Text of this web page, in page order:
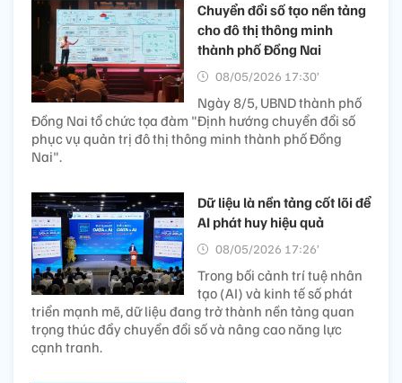
Chuyển đổi số tạo nền tảng
cho đô thị thông minh
thành phố Đồng Nai
08/05/2026 17:30’
Ngày 8/5, UBND thành phố
Đồng Nai tổ chức tọa đàm "Định hướng chuyển đổi số
phục vụ quản trị đô thị thông minh thành phố Đồng
Nai".
Dữ liệu là nền tảng cốt lõi để
AI phát huy hiệu quả
08/05/2026 17:26’
Trong bối cảnh trí tuệ nhân
tạo (AI) và kinh tế số phát
triển mạnh mẽ, dữ liệu đang trở thành nền tảng quan
trọng thúc đẩy chuyển đổi số và nâng cao năng lực
cạnh tranh.